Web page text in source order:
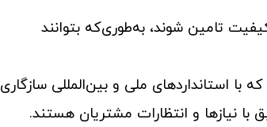
تامین شوند، به‌طوری‌که بتوانند
با استانداردهای ملی و بین‌المللی سازگاری
نیازها و انتظارات مشتریان هستند.